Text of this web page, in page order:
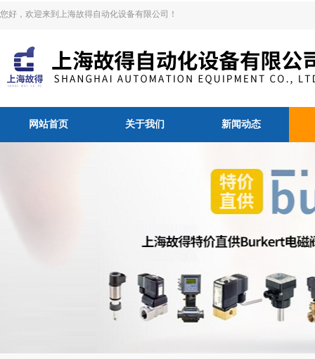
您好，欢迎来到上海故得自动化设备有限公司！
网站首页 关于我们 新闻动态